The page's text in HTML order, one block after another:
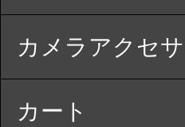
カメラアクセ
カート